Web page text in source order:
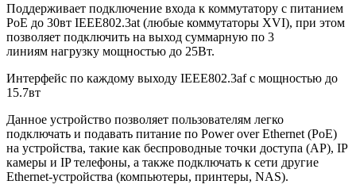
Поддерживает подключение входа к коммутатору с питанием
PoE до 30вт IEEE802.3at (любые коммутаторы XVI), при этом
позволяет подключить на выход суммарную по 3
линиям нагрузку мощностью до 25Вт.
Интерфейс по каждому выходу IEEE802.3af с мощностью до
15.7вт
Данное устройство позволяет пользователям легко
подключать и подавать питание по Power over Ethernet (PoE)
на устройства, такие как беспроводные точки доступа (АР), IP
камеры и IP телефоны, а также подключать к сети другие
Ethernet-устройства (компьютеры, принтеры, NAS).